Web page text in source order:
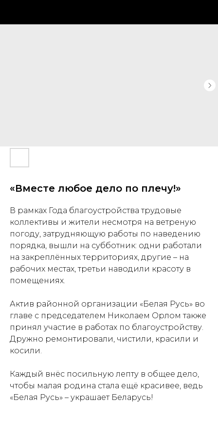
«Вместе любое дело по плечу!»
В рамках Года благоустройства трудовые
коллективы и жители несмотря на ветреную
погоду, затрудняющую работы по наведению
порядка, вышли на субботник: одни работали
на закреплённых территориях, другие – на
рабочих местах, третьи наводили красоту в
помещениях.
Актив районной организации «Белая Русь» во
главе с председателем Николаем Орлом также
принял участие в работах по благоустройству.
Дружно ремонтировали, чистили, красили и
косили.
Каждый внёс посильную лепту в общее дело,
чтобы малая родина стала ещё красивее, ведь
«Белая Русь» – украшает Беларусь!